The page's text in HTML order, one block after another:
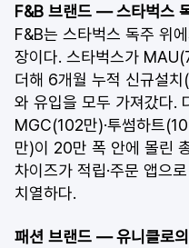
F&B 브랜드 — 스타벅스
F&B는 스타벅스 독주 위
장이다. 스타벅스가
더해 6개월 누적 신규설
와 유입을 모두 가져갔다.
MGC(102만)·투썸하트
만)이 20만 폭 안에 몰린
차이즈가 적립·주문 앱으
치열하다.
패션 브랜드 — 유니클로